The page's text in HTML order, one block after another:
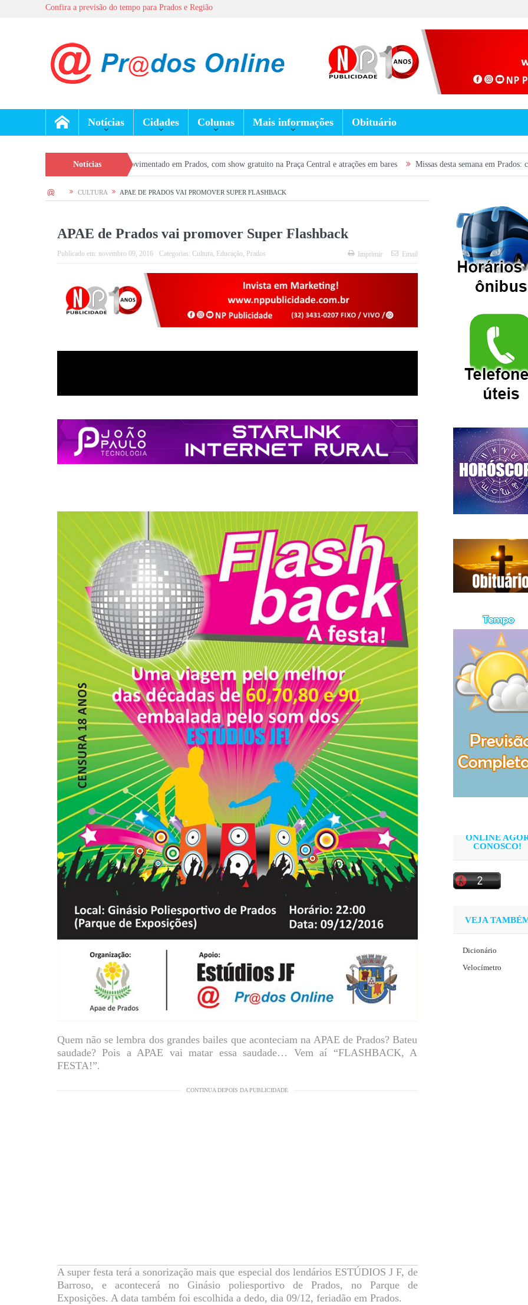
Confira a previsão do tempo para Prados e Região
Notícias Cidades Colunas Mais informações Obituário
Notícias
terá fim de semana movimentado em Prados, com show gratuito na Praça Central e atrações em bares Missas desta semana em Prados: confira a
HOME CULTURA APAE DE PRADOS VAI PROMOVER SUPER FLASHBACK
APAE de Prados vai promover Super Flashback
Publicado em: novembro 09, 2016 Categorias: Cultura, Educação, Prados Imprimir Email
Quem não se lembra dos grandes bailes que aconteciam na APAE de Prados? Bateu
saudade? Pois a APAE vai matar essa saudade… Vem aí “FLASHBACK, A
FESTA!”.
CONTINUA DEPOIS DA PUBLICIDADE
A super festa terá a sonorização mais que especial dos lendários ESTÚDIOS J F, de
Barroso, e acontecerá no Ginásio poliesportivo de Prados, no Parque de
Exposições. A data também foi escolhida a dedo, dia 09/12, feriadão em Prados.
ONLINE
CONOSCO!
VEJA
Dicionário
Velocímetro